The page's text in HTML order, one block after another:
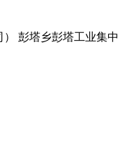
彭塔乡彭塔工业集